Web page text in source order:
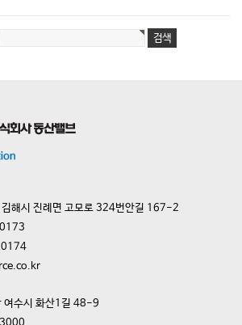
김해시 진례면 고모로 324번안길 167-2
여수시 화산1길 48-9